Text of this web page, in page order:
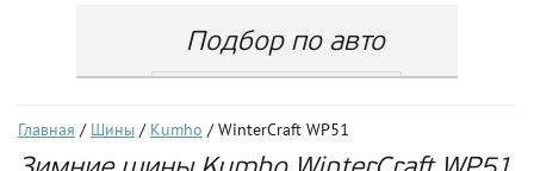
Любой
Show
Ширина Любой
Любой
LZ Любой
Подбор по авто
Год
Главная / Шины / Kumho / WinterCraft WP51